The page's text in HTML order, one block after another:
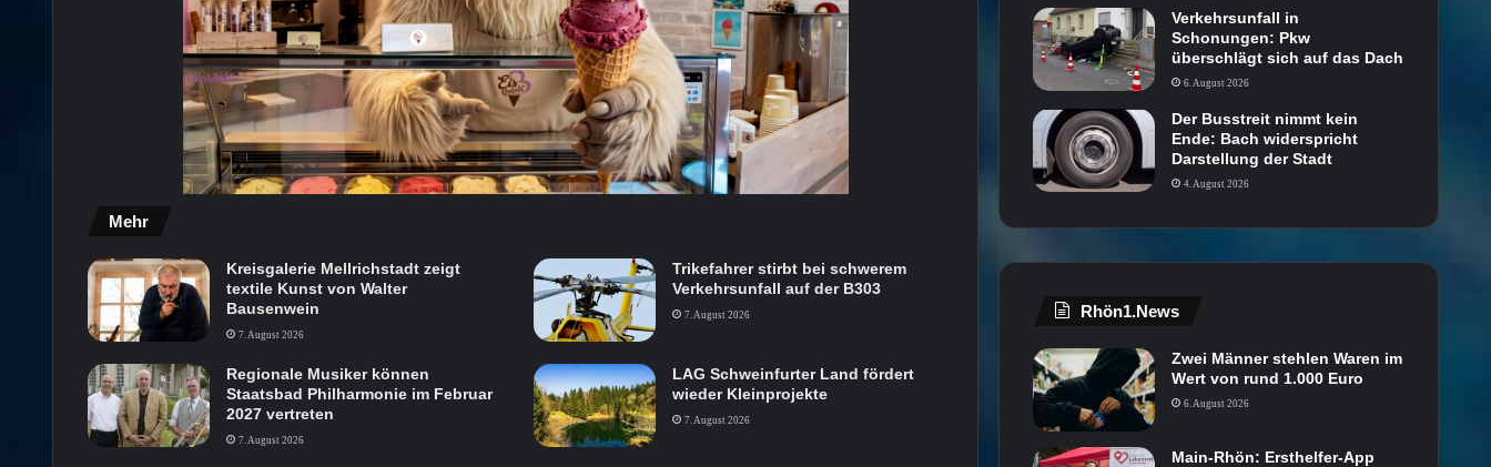
Mehr
Kreisgalerie Mellrichstadt zeigt
textile Kunst von Walter
Bausenwein
7. August 2026
Trikefahrer stirbt bei schwerem
Verkehrsunfall auf der B303
7. August 2026
Regionale Musiker können
Staatsbad Philharmonie im Februar
2027 vertreten
7. August 2026
LAG Schweinfurter Land fördert
wieder Kleinprojekte
7. August 2026
Verkehrsunfall in
Schonungen: Pkw
überschlägt sich auf das Dach
6. August 2026
Der Busstreit nimmt kein
Ende: Bach widerspricht
Darstellung der Stadt
4. August 2026
Rhön1.News
Zwei Männer stehlen Waren im
Wert von rund 1.000 Euro
6. August 2026
Main-Rhön: Ersthelfer-App